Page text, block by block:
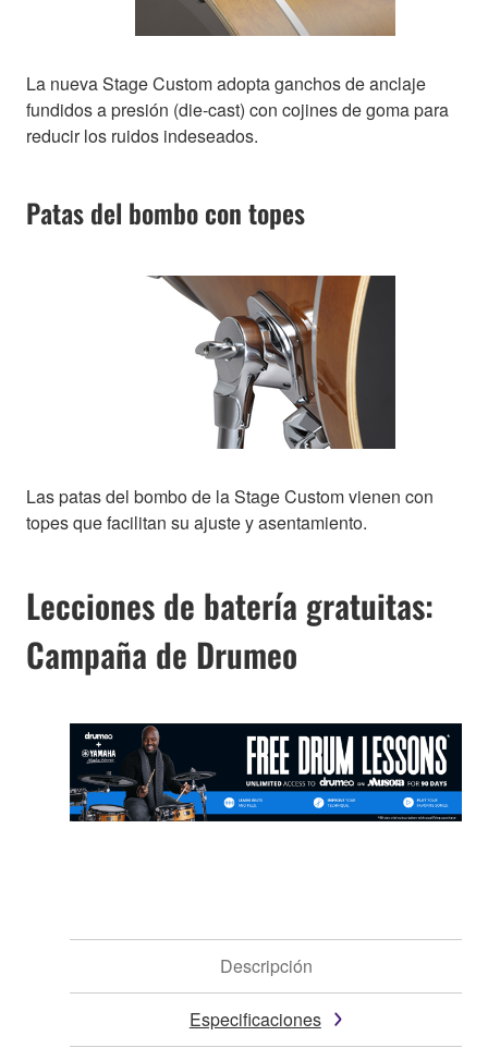
La nueva Stage Custom adopta ganchos de anclaje
fundidos a presión (die-cast) con cojines de goma para
reducir los ruidos indeseados.
Patas del bombo con topes
Las patas del bombo de la Stage Custom vienen con
topes que facilitan su ajuste y asentamiento.
Lecciones de batería gratuitas:
Campaña de Drumeo
Descripción
Especificaciones